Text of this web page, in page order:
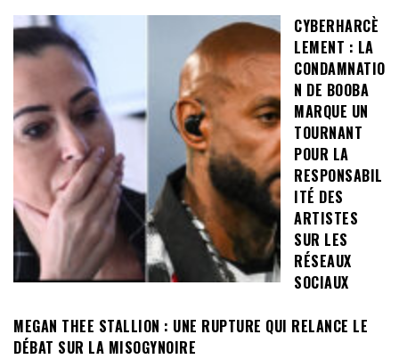
CYBERHARCÈ
LEMENT : LA
CONDAMNATIO
N DE BOOBA
MARQUE UN
TOURNANT
POUR LA
RESPONSABIL
ITÉ DES
ARTISTES
SUR LES
RÉSEAUX
SOCIAUX
MEGAN THEE STALLION : UNE RUPTURE QUI RELANCE LE
DÉBAT SUR LA MISOGYNOIRE